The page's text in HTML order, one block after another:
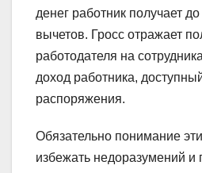
денег работник получает
вычетов. Гросс отражает
работодателя на
доход работника,
распоряжения.
Обязательно понимание
избежать недоразумений и